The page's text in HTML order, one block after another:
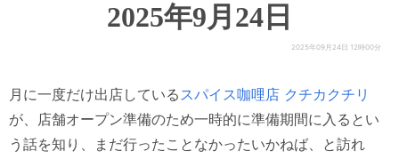
2025年9月24日
2025年09月24日 12時00分
月に一度だけ出店している スパイス咖哩店 クチカクチリ
が、店舗オープン準備のため一時的に準備期間に入るとい
う話を知り、まだ行ったことなかったいかねば、と訪れ